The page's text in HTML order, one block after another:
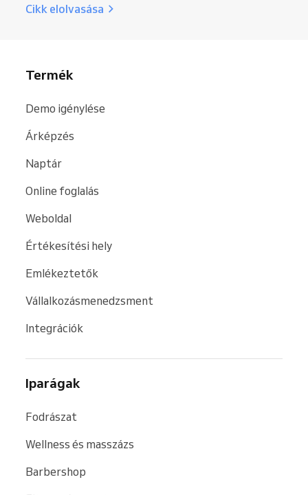
Cikk elolvasása
Termék
Demo igénylése
Árképzés
Naptár
Online foglalás
Weboldal
Értékesítési hely
Emlékeztetők
Vállalkozásmenedzsment
Integrációk
Iparágak
Fodrászat
Wellness és masszázs
Barbershop